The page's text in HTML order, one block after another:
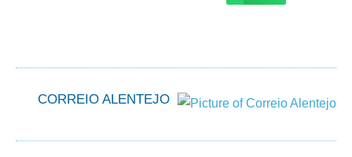
CORREIO ALENTEJO